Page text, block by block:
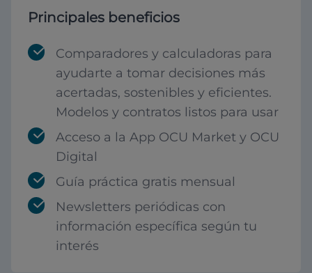
Principales beneficios
Comparadores y calculadoras para
ayudarte a tomar decisiones más
acertadas, sostenibles y eficientes.
Modelos y contratos listos para usar
Acceso a la App OCU Market y OCU
Digital
Guía práctica gratis mensual
Newsletters periódicas con
información específica según tu
interés